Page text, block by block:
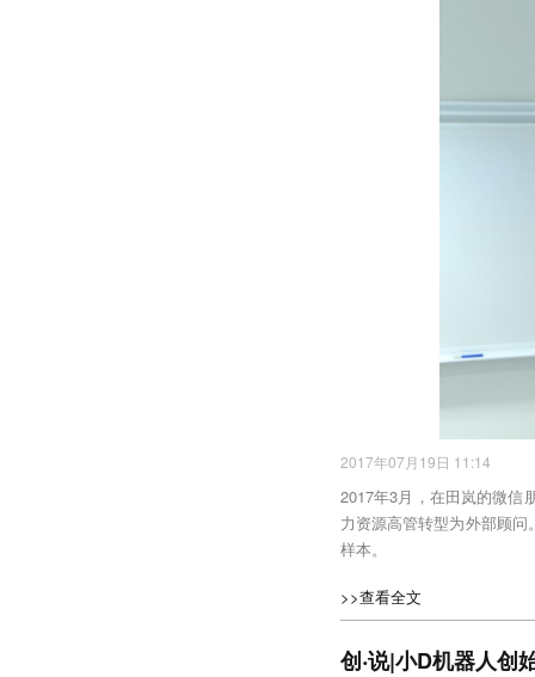
2017年07月19日 11:14
2017年3月，在田岚的微信
力资源高管转型为外部顾
样本。
>>查看全文
创‧说|小D机器人创